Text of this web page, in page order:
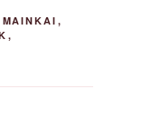
MAINKAI ,
,